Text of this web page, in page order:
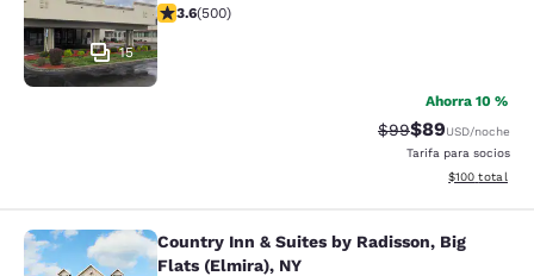
15
calificación de 3.62 estrellas. Bueno. 500 reseñas
3.6(500)
Ahorra 10 %
Precio tachado:
$99Precio con
$89USD/noche
Tarifa para socios
Ver detalles
$100 total
Country Inn & Suites by Radisson,
Country Inn & Suites by Radisson, Big
Flats (Elmira), NY